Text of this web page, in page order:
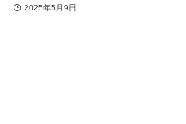
2025年5月9日